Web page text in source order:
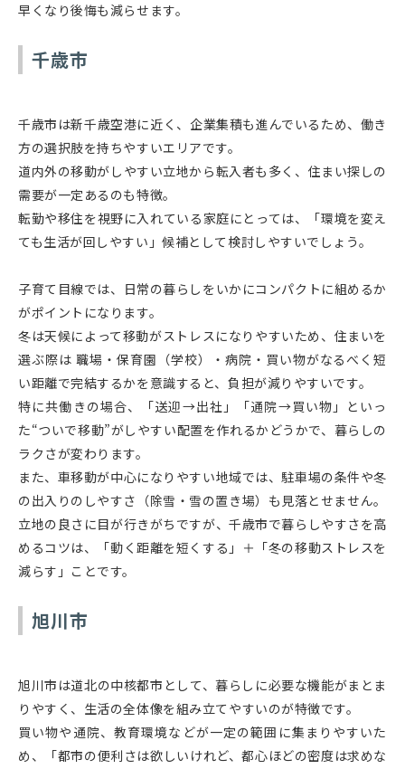
早くなり後悔も減らせます。
千歳市
千歳市は新千歳空港に近く、企業集積も進んでいるため、働き
方の選択肢を持ちやすいエリアです。
道内外の移動がしやすい立地から転入者も多く、住まい探しの
需要が一定あるのも特徴。
転勤や移住を視野に入れている家庭にとっては、「環境を変え
ても生活が回しやすい」候補として検討しやすいでしょう。
子育て目線では、日常の暮らしをいかにコンパクトに組めるか
がポイントになります。
冬は天候によって移動がストレスになりやすいため、住まいを
選ぶ際は 職場・保育園（学校）・病院・買い物がなるべく短
い距離で完結するかを意識すると、負担が減りやすいです。
特に共働きの場合、「送迎→出社」「通院→買い物」といっ
た“ついで移動”がしやすい配置を作れるかどうかで、暮らしの
ラクさが変わります。
また、車移動が中心になりやすい地域では、駐車場の条件や冬
の出入りのしやすさ（除雪・雪の置き場）も見落とせません。
立地の良さに目が行きがちですが、千歳市で暮らしやすさを高
めるコツは、「動く距離を短くする」＋「冬の移動ストレスを
減らす」ことです。
旭川市
旭川市は道北の中核都市として、暮らしに必要な機能がまとま
りやすく、生活の全体像を組み立てやすいのが特徴です。
買い物や通院、教育環境などが一定の範囲に集まりやすいた
め、「都市の便利さは欲しいけれど、都心ほどの密度は求めな